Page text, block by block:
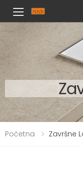
Toggle
Početna Završne